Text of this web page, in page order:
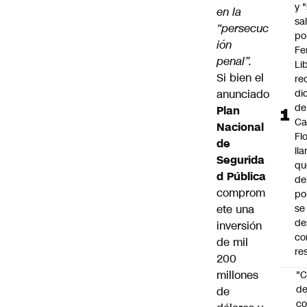
en la
“persecuc
ión
penal”.
Si bien el
anunciado
Plan
Nacional
de
Segurida
d Pública
comprom
ete una
inversión
de mil
200
millones
de
y
de
se